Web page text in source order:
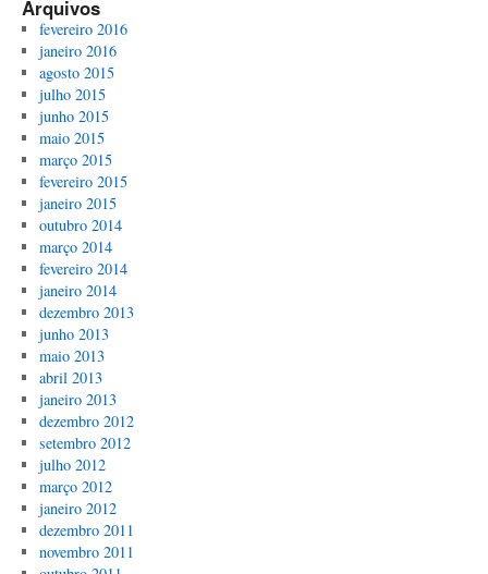
Arquivos
fevereiro 2016
janeiro 2016
agosto 2015
julho 2015
junho 2015
maio 2015
março 2015
fevereiro 2015
janeiro 2015
outubro 2014
março 2014
fevereiro 2014
janeiro 2014
dezembro 2013
junho 2013
maio 2013
abril 2013
janeiro 2013
dezembro 2012
setembro 2012
julho 2012
março 2012
janeiro 2012
dezembro 2011
novembro 2011